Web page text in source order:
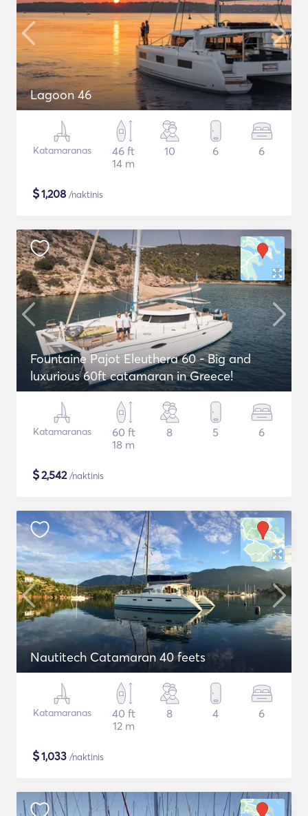
Lagoon 46
Katamaranas
46 ft
14 m
10 6 6
$1,208 /naktinis
Fountaine Pajot Eleuthera 60 - Big and
luxurious 60ft catamaran in Greece!
Katamaranas
60 ft
18 m
8 5 6
$2,542/naktinis
Nautitech Catamaran 40 feets
Katamaranas
40 ft
12 m
8 4 6
$1,033 /naktinis